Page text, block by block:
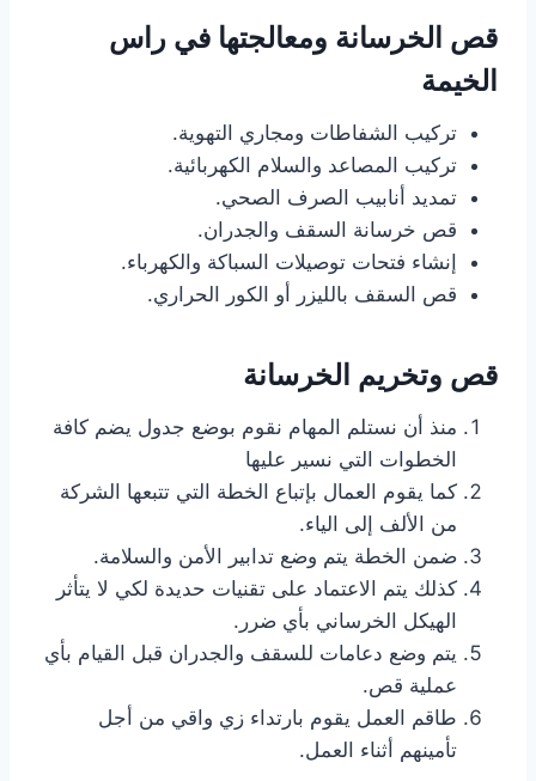
قص الخرسانة ومعالجتها في راس
الخيمة
تركيب الشفاطات ومجاري التهوية.
تركيب المصاعد والسلام الكهربائية.
تمديد أنابيب الصرف الصحي.
قص خرسانة السقف والجدران.
إنشاء فتحات توصيلات السباكة والكهرباء.
قص السقف بالليزر أو الكور الحراري.
قص وتخريم الخرسانة
منذ أن نستلم المهام نقوم بوضع جدول يضم كافة
الخطوات التي نسير عليها
كما يقوم العمال بإتباع الخطة التي تتبعها الشركة
من الألف إلى الياء.
ضمن الخطة يتم وضع تدابير الأمن والسلامة.
كذلك يتم الاعتماد على تقنيات حديدة لكي لا يتأثر
الهيكل الخرساني بأي ضرر.
يتم وضع دعامات للسقف والجدران قبل القيام بأي
عملية قص.
طاقم العمل يقوم بارتداء زي واقي من أجل
تأمينهم أثناء العمل.